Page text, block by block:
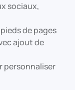
sociaux,
de pages
ajout de
personnaliser